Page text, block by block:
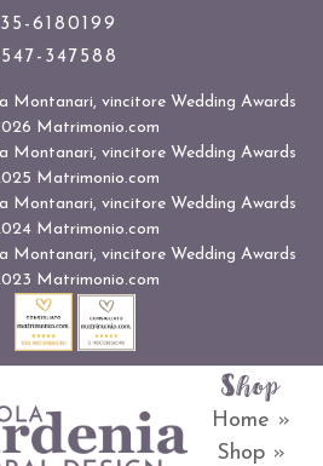
6180199
347588
Shop
Home »
Shop»